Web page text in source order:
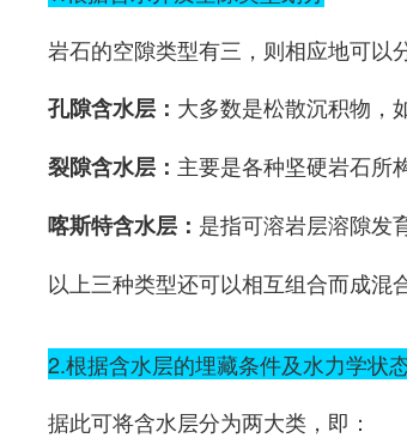
岩石的空隙类型有三，则相应地可以
孔隙含水层： 大多数是松散沉积物，
裂隙含水层： 主要是各种坚硬岩石所
喀斯特含水层： 是指可溶岩层溶隙发
以上三种类型还可以相互组合而成混
2.根据含水层的埋藏条件及水力学状
据此可将含水层分为两大类，即：